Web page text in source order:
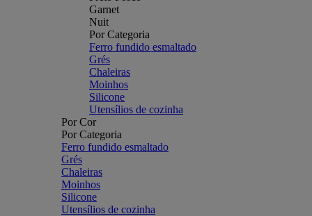
Garnet
Nuit
Por Categoria
Ferro fundido esmaltado
Grés
Chaleiras
Moinhos
Silicone
Utensílios de cozinha
Por Cor
Por Categoria
Ferro fundido esmaltado
Grés
Chaleiras
Moinhos
Silicone
Utensílios de cozinha